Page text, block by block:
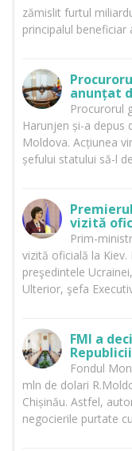
zămislit furtul
principalul
anunțat
Procurorul
Harunjen și-a depus
Moldova. Acțiunea
șefului statului să-l
vizită
Prim-
vizită oficială la
preşedintele
Ulterior, şefa
FMI a
Fondul
mln de dolari
Chișinău. Astfel,
negocierile purtate